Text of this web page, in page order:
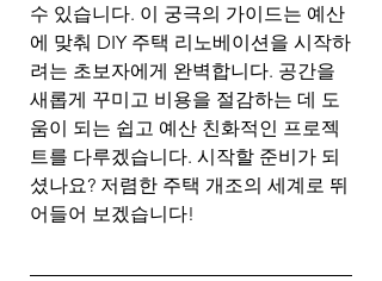
수 있습니다. 이 궁극의 가이드는 예산
에 맞춰 DIY 주택 리노베이션을 시작하
려는 초보자에게 완벽합니다. 공간을
새롭게 꾸미고 비용을 절감하는 데 도
움이 되는 쉽고 예산 친화적인 프로젝
트를 다루겠습니다. 시작할 준비가 되
셨나요? 저렴한 주택 개조의 세계로 뛰
어들어 보겠습니다!